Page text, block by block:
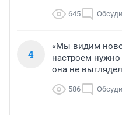
645
4
«Мы видим
настроем
она не
586